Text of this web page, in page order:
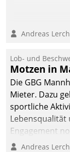
Andreas
Lob- und
Motzen in
Die GBG
Mieter. Dazu
sportliche
Lebensqualität
Engagement
vonAndreas